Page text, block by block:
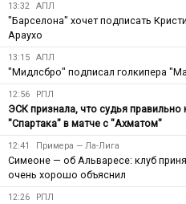
13:32 АПЛ
"Барселона" хочет подписать
Араухо
13:15 АПЛ
"Мидлсбро" подписал голкипера
12:56 РПЛ
ЭСК признала, что судья правильно
"Спартака" в матче с "Ахматом"
12:41 Примера — Ла-Лига
Симеоне — об Альваресе: клуб
очень хорошо объяснил
12:26 РПЛ